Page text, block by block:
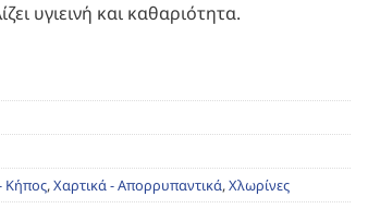
υγιεινή και καθαριότητα.
Κήπος,Χαρτικά - Απορρυπαντικά,Χλωρίνες